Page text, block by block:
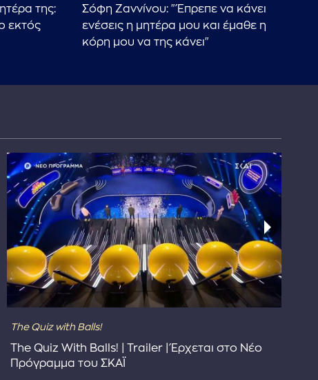
της:
εκτός
Σόφη Ζαννίνου: "Έπρεπε να κάνει
ενέσεις η μητέρα μου και έμαθε η
κόρη μου να της κάνει"
The Quiz with Balls!
The Quiz With Balls! | Trailer | Έρχεται στο Νέο
Πρόγραμμα του ΣΚΑΪ